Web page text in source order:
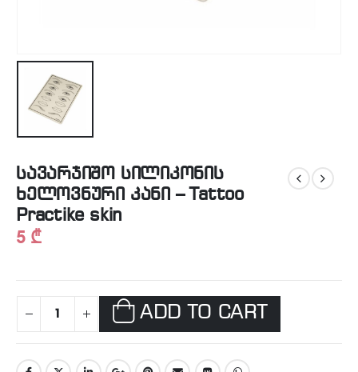
სავარჯიშო სილიკონის
ხელოვნური კანი – Tattoo
Practike skin
5 ₾
ADD TO CART